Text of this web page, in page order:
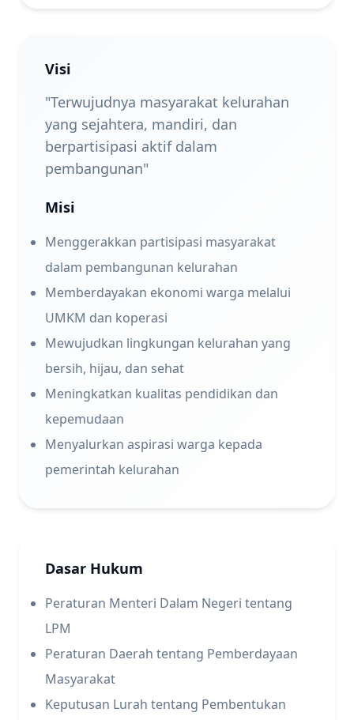
Visi
"Terwujudnya masyarakat kelurahan
yang sejahtera, mandiri, dan
berpartisipasi aktif dalam
pembangunan"
Misi
Menggerakkan partisipasi masyarakat
dalam pembangunan kelurahan
Memberdayakan ekonomi warga melalui
UMKM dan koperasi
Mewujudkan lingkungan kelurahan yang
bersih, hijau, dan sehat
Meningkatkan kualitas pendidikan dan
kepemudaan
Menyalurkan aspirasi warga kepada
pemerintah kelurahan
Dasar Hukum
Peraturan Menteri Dalam Negeri tentang
LPM
Peraturan Daerah tentang Pemberdayaan
Masyarakat
Keputusan Lurah tentang Pembentukan